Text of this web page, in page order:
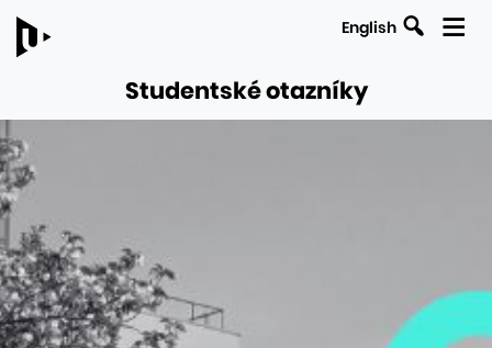
English
Studentské otazníky